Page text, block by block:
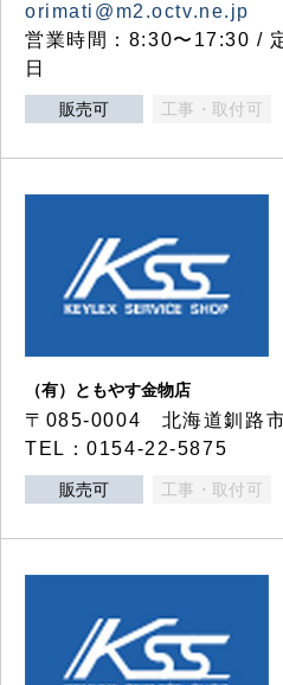
orimati@m2.octv.ne.jp
営業時間：8:30〜17:30 /
日
販売可 工事・取付可
（有）ともやす金物店
〒085-0004 北海道釧路
TEL：0154-22-5875
販売可 工事・取付可